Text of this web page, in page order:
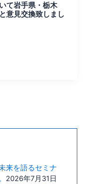
て岩手県・栃木
意見交換致しまし
来を語るセミナ
2026年7月31日